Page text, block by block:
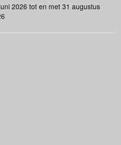
2026 tot en met 31 augustus